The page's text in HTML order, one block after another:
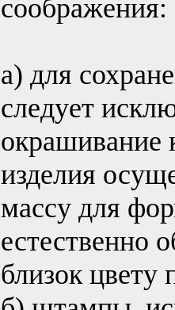
соображения:
а) для
следует
окрашивание
изделия
массу для
естественно
близок цвету